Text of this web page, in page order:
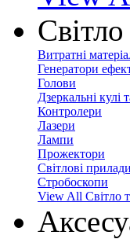
Витратні
Генератори
Голови
Дзеркальні кулі
Контролери
Лазери
Лампи
Прожектори
Світлові прилади
Стробоскопи
View All Світло